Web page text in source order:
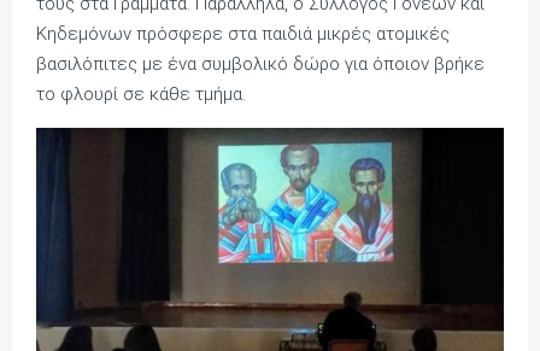
Κηδεμόνων πρόσφερε στα παιδιά μικρές ατομικές
βασιλόπιτες με ένα συμβολικό δώρο για όποιον βρήκε
το φλουρί σε κάθε τμήμα.